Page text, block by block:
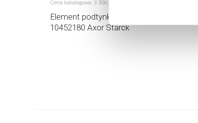
Cena katalogowa: 3 306,24
Element podtynkowy baterii
10452180 Axor Starck